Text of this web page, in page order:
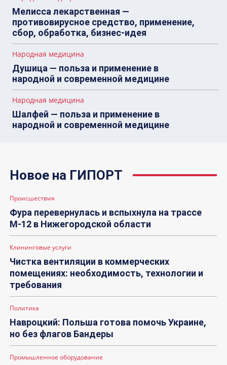
Мелисса лекарственная —
противовирусное средство, применение,
сбор, обработка, бизнес-идея
Народная медицина
Душица — польза и применение в
народной и современной медицине
Народная медицина
Шалфей — польза и применение в
народной и современной медицине
Новое на ГИПОРТ
Происшествия
Фура перевернулась и вспыхнула на трассе
М-12 в Нижегородской области
Клининговые услуги
Чистка вентиляции в коммерческих
помещениях: необходимость, технологии и
требования
Политика
Навроцкий: Польша готова помочь Украине,
но без флагов Бандеры
Промышленное оборудование